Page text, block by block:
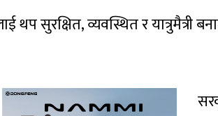
थप सुरक्षित, व्यवस्थित र यात्रुमैत्री